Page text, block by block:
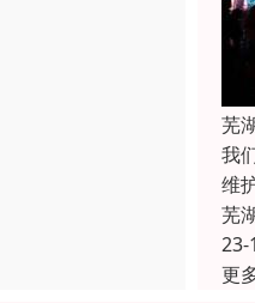
芜
我
维
芜
23-
更